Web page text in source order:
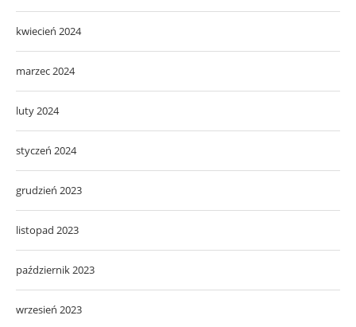
kwiecień 2024
marzec 2024
luty 2024
styczeń 2024
grudzień 2023
listopad 2023
październik 2023
wrzesień 2023